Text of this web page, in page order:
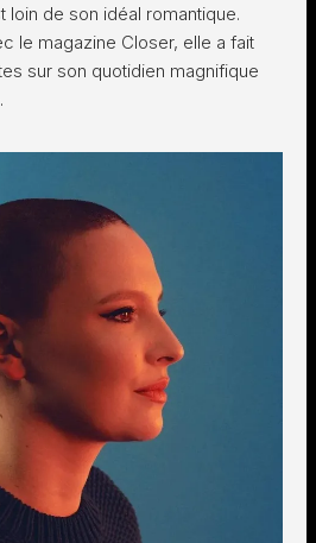
de son idéal romantique.
le magazine Closer, elle a fait
sur son quotidien magnifique